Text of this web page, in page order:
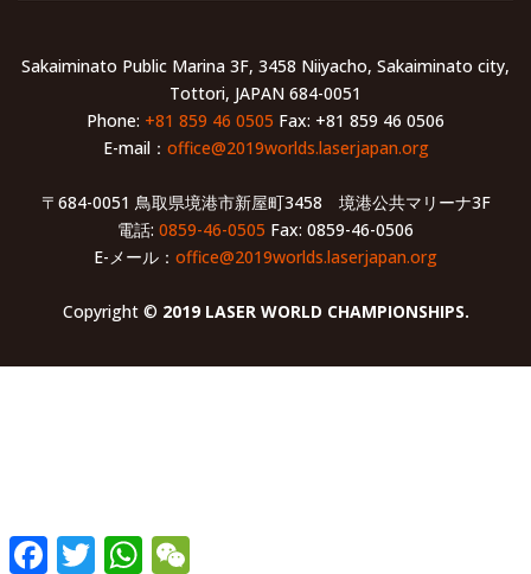
Sakaiminato Public Marina 3F, 3458 Niiyacho, Sakaiminato city,
Tottori, JAPAN 684-0051
Phone: +81 859 46 0505 Fax: +81 859 46 0506
E-mail： office@2019worlds.laserjapan.org
〒684-0051 鳥取県境港市新屋町3458 境港公共マリーナ3F
電話: 0859-46-0505 Fax: 0859-46-0506
E-メール： office@2019worlds.laserjapan.org
Copyright © 2019 LASER WORLD CHAMPIONSHIPS.
FacebookTwitter WhatsApp